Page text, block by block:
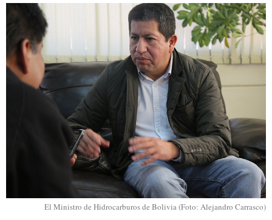
Luis.Sanchez.JPG
El Ministro de Hidrocarburos de Bolivia (Foto: Alejandro Carrasco)